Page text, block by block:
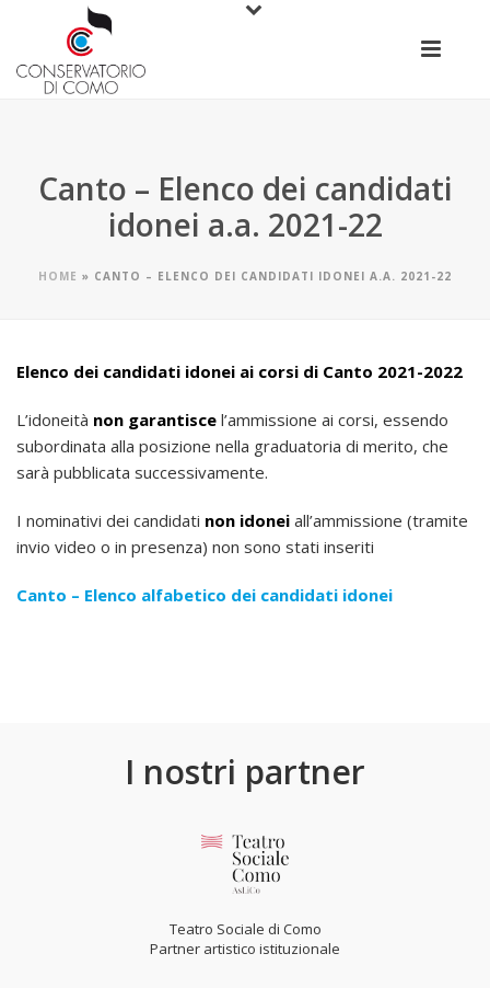
Canto – Elenco dei candidati
idonei a.a. 2021-22
HOME » CANTO – ELENCO DEI CANDIDATI IDONEI A.A. 2021-22
Elenco dei candidati idonei ai corsi di Canto 2021-2022
L’idoneità non garantisce l’ammissione ai corsi, essendo
subordinata alla posizione nella graduatoria di merito, che
sarà pubblicata successivamente.
I nominativi dei candidati non idonei all’ammissione (tramite
invio video o in presenza) non sono stati inseriti
Canto – Elenco alfabetico dei candidati idonei
I nostri partner
Teatro Sociale di Como
Partner artistico istituzionale